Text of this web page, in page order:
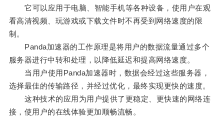
它可以应用于电脑、智能手机等各种设备，使用户在观
看高清视频、玩游戏或下载文件时不再受到网络速度的限
制。
Panda加速器的工作原理是将用户的数据流量通过多个
服务器进行中转和处理，以降低延迟和提高网络速度。
当用户使用Panda加速器时，数据会经过这些服务器，
选择最佳的传输路径，并经过优化，最终实现更快的速度。
这种技术的应用为用户提供了更稳定、更快速的网络连
接，使用户的在线体验更加顺畅流畅。